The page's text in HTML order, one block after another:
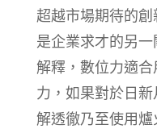
超越市場期待的
是企業求才的另
解釋，數位力適
力，如果對於日
解透徹乃至使用